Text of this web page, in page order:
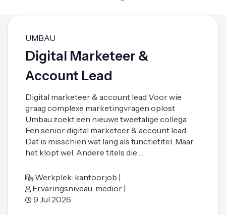
UMBAU
Digital Marketeer &
Account Lead
Digital marketeer & account lead Voor wie
graag complexe marketingvragen oplost
Umbau zoekt een nieuwe tweetalige collega.
Een senior digital marketeer & account lead.
Dat is misschien wat lang als functietitel. Maar
het klopt wel. Andere titels die …
Werkplek: kantoorjob |
Ervaringsniveau: medior |
9 Jul 2026